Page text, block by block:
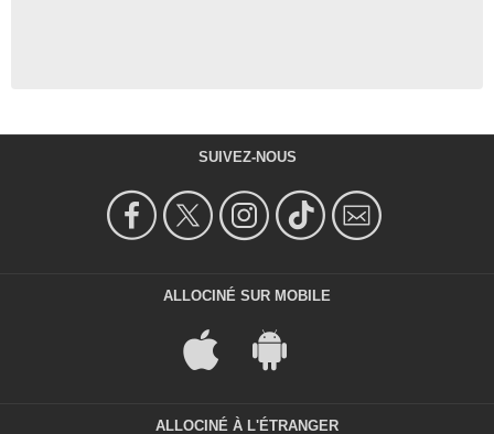
SUIVEZ-NOUS
ALLOCINÉ SUR MOBILE
ALLOCINÉ À L'ÉTRANGER